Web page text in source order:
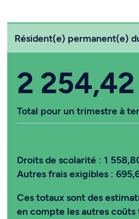
Choisissez votre statut
Résident(e) permanent(e)
2
Total pour un trimestre à
Droits de scolarité : 1
Autres frais exigibles :
Ces totaux sont des
en compte les autres coûts